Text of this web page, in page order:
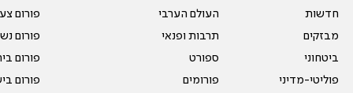
חדשות
מבזקים
ביטחוני
פוליטי-מדיני
העולם הערבי
תרבות ופנאי
ספורט
פורומים
פורום
פורום
פורום
פורום